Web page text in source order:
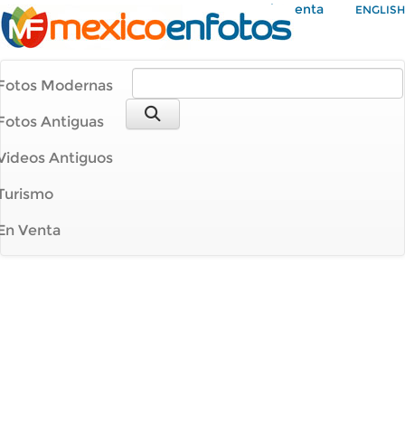
Mi Cuenta ENGLISH
Modernas
Antiguas
Antiguos
Venta